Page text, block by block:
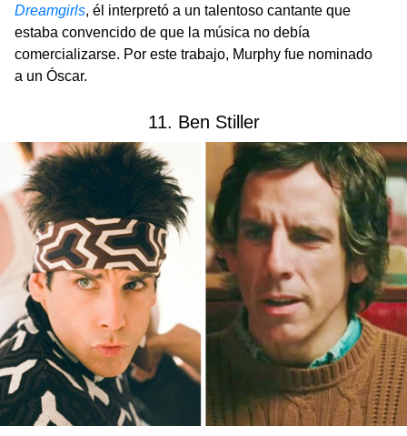
Dreamgirls, él interpretó a un talentoso cantante que
estaba convencido de que la música no debía
comercializarse. Por este trabajo, Murphy fue nominado
a un Óscar.
11. Ben Stiller